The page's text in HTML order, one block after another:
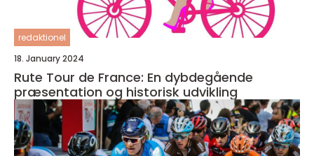
redaktionel
18. January 2024
Rute Tour de France: En dybdegående
præsentation og historisk udvikling